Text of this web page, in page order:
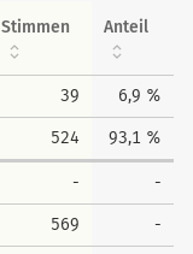
Stimmen Anteil
39 6,9 %
524 93,1 %
- -
569 -